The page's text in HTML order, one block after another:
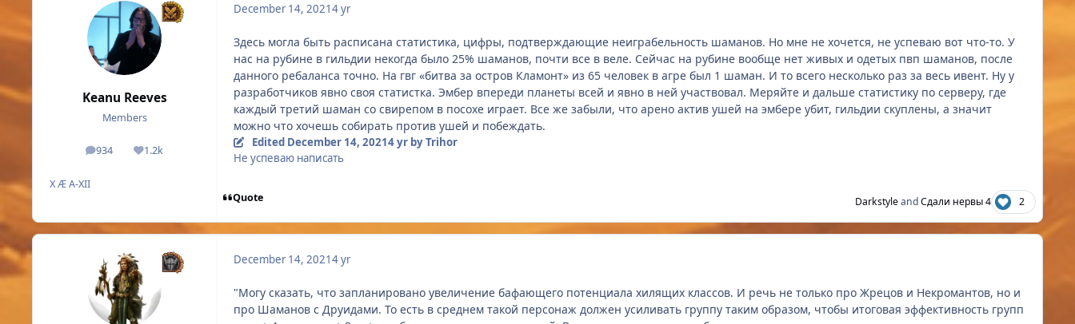
Keanu Reeves
Members
934
posts 1.2k
Reputation
X Æ A-XII
December 14, 20214 yr
Здесь могла быть расписана статистика, цифры, подтверждающие неиграбельность шаманов. Но мне не хочется, не успеваю вот что-то. У
нас на рубине в гильдии некогда было 25% шаманов, почти все в веле. Сейчас на рубине вообще нет живых и одетых пвп шаманов, после
данного ребаланса точно. На гвг «битва за остров Кламонт» из 65 человек в агре был 1 шаман. И то всего несколько раз за весь ивент. Ну у
разработчиков явно своя статистка. Эмбер впереди планеты всей и явно в ней участвовал. Меряйте и дальше статистику по серверу, где
каждый третий шаман со свирепом в посохе играет. Все же забыли, что арено актив ушей на эмбере убит, гильдии скуплены, а значит
можно что хочешь собирать против ушей и побеждать.
Edited December 14, 20214 yrby Trihor
Не успеваю написать
Quote DarkstyleandСдали нервы 4 2
December 14, 20214 yr
"Могу сказать, что запланировано увеличение бафающего потенциала хилящих классов. И речь не только про Жрецов и Некромантов, но и
про Шаманов с Друидами. То есть в среднем такой персонаж должен усиливать группу таким образом, чтобы итоговая эффективность групп